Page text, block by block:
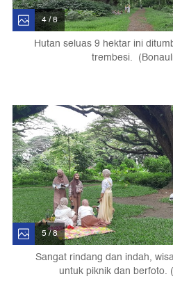
4 / 8
Hutan seluas 9 hektar ini
trembesi.
5 / 8
Sangat rindang dan indah,
untuk piknik dan berfoto.